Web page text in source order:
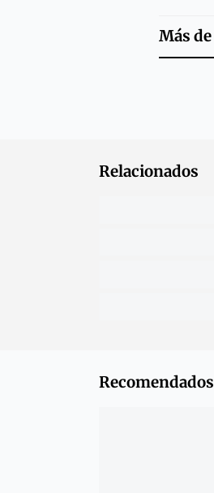
Más de
Relacionados
Recomendados